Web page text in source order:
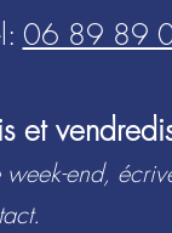
06 89 89
et
end,